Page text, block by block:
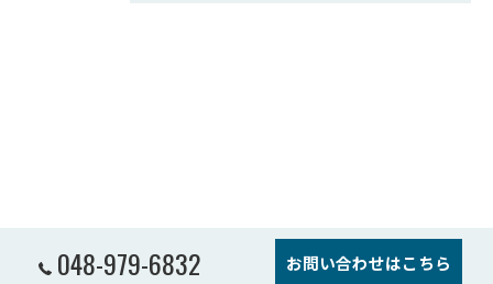
048-979-6832 お問い合わせはこちら